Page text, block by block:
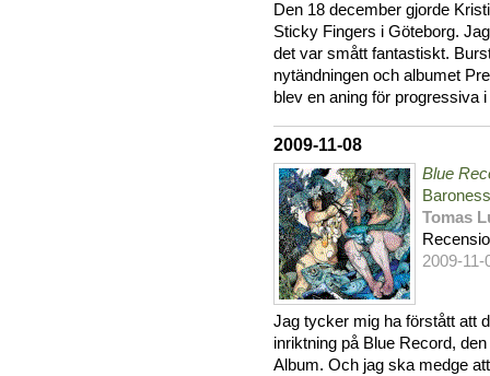
Den 18 december gjorde
Sticky Fingers i Göteborg.
det var smått fantastiskt.
nytändningen och albumet
blev en aning för
2009-11-08
Blue
Tomas
2009-11-
Jag tycker mig ha förstått att
inriktning på Blue Record,
Album. Och jag ska medge